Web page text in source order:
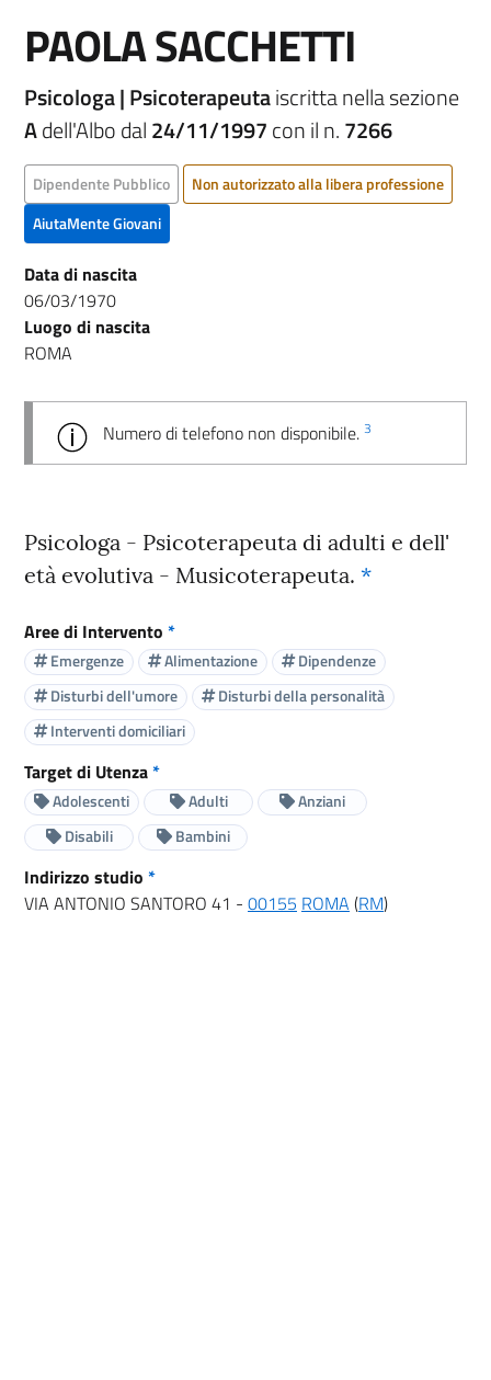
PAOLA SACCHETTI
Psicologa | Psicoterapeutaiscritta nella sezione
Adell'Albo dal24/11/1997con il n.7266
Dipendente Pubblico
Non autorizzato alla libera professione
AiutaMente Giovani
Data di nascita
06/03/1970
Luogo di nascita
ROMA
Numero di telefono non disponibile. 3
Psicologa - Psicoterapeuta di adulti e dell'
età evolutiva - Musicoterapeuta. *
Aree di Intervento *
Emergenze Alimentazione
Dipendenze
Disturbi dell'umore
Disturbi della personalità
Interventi domiciliari
Target di Utenza*
Adolescenti Adulti
Anziani
Disabili
Bambini
Indirizzo studio *
VIA ANTONIO SANTORO 41 - 00155 ROMA (RM)